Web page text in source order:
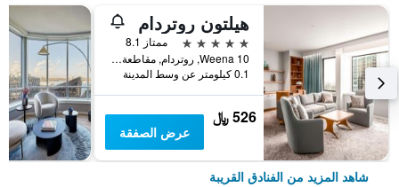
هيلتون روتردام
5 نجوم
ممتاز 8.1
Weena 10, روتردام, مقاطعة جنوب هولندا, هولندا
0.1 كيلومتر عن وسط المدينة
526 ﷼
عرض الصفقة
شاهد المزيد من الفنادق القريبة